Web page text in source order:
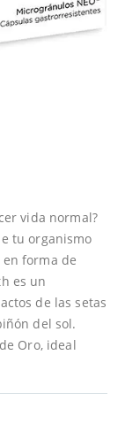
vida normal?
tu organismo
forma de
es un
de las setas
del sol.
Oro, ideal